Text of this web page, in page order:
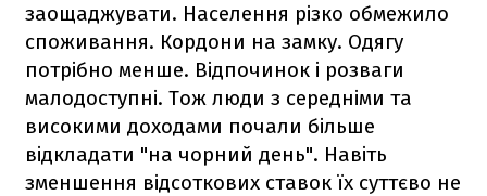
заощаджувати. Населення різко обмежило
споживання. Кордони на замку. Одягу
потрібно менше. Відпочинок і розваги
малодоступні. Тож люди з середніми та
високими доходами почали більше
відкладати "на чорний день". Навіть
зменшення відсоткових ставок їх суттєво не